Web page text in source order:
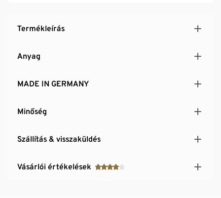
Egy rögzített és 4 állítható magasságú,
Padlóvédő betétekkel
Termékleírás
Anyag
MADE IN GERMANY
Minőség
Szállítás & visszaküldés
Vásárlói értékelések